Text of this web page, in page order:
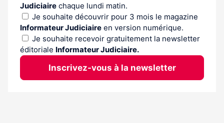
Judiciaire chaque lundi matin.
Je souhaite découvrir pour 3 mois le magazine
Informateur Judiciaire en version numérique.
Je souhaite recevoir gratuitement la newsletter
éditoriale Informateur Judiciaire.
Inscrivez-vous à la newsletter